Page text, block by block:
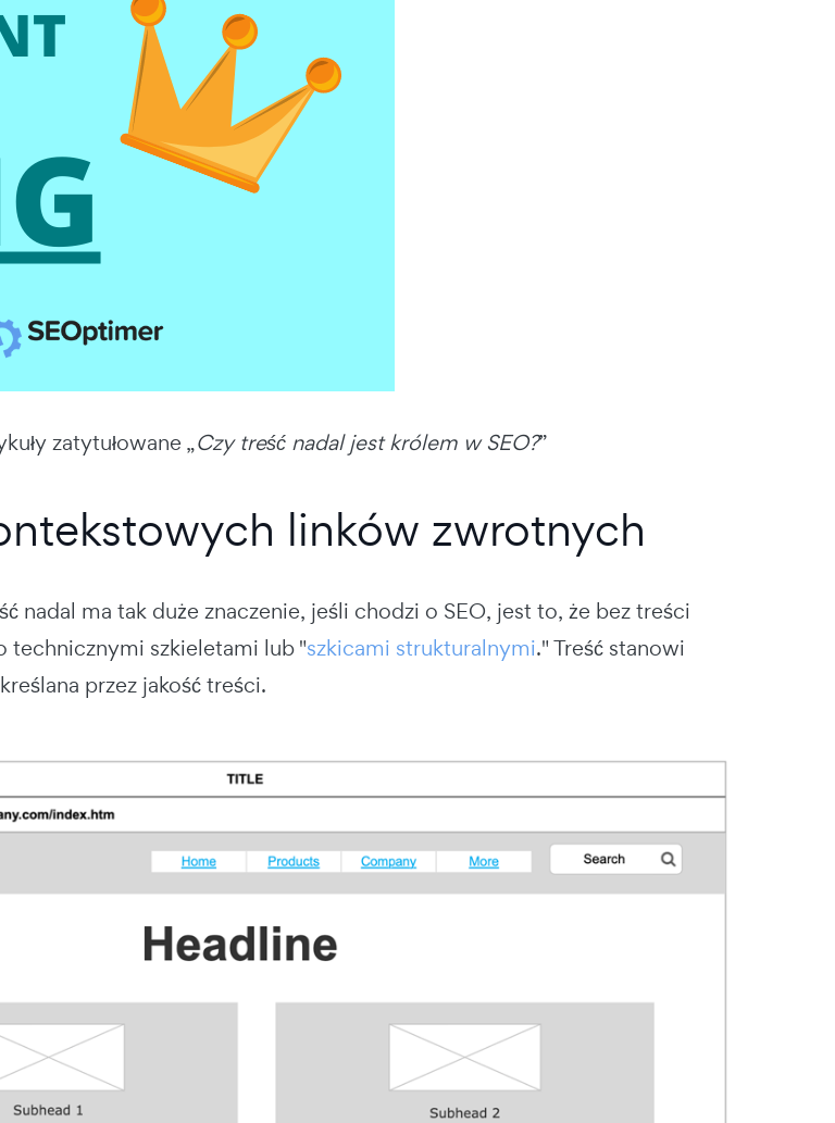
zatytułowane „Czy treść nadal jest królem w SEO?”
linków zwrotnych
nadal ma tak duże znaczenie, jeśli chodzi o SEO, jest to, że bez treści
technicznymi szkieletami lub "szkicami strukturalnymi." Treść stanowi
przez jakość treści.